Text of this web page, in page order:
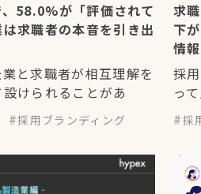
、58.0%が「評価されて
求職者の本音を引き出
と求職者が相互理解を
けられることがあ
採用ブランディング
求
下
情
採
っ
採